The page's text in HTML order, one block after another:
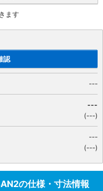
ます
認
---
---
(---)
---
(---)
の仕様・寸法情報